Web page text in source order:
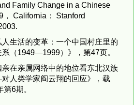
Family Change in a Chinese
California： Stanford
生活的变革：一个中国村庄里的
（1949—1999）》，第47页。
在亲属网络中的地位看东北汉族
人类学家阎云翔的回应》，载
第6期。